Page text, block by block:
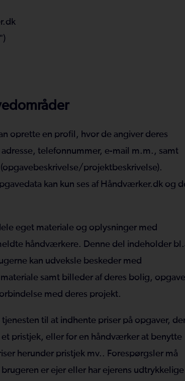
oprette en profil, hvor de angiver deres
telefonnummer, e-mail m.m., samt
projektbeskrivelse).
kan kun ses af Håndværker.dk og
eget materiale og oplysninger med
håndværkere. Denne del indeholder
kan udveksle beskeder med
samt billeder af deres bolig,
med deres projekt.
til at indhente priser på opgaver,
pristjek, eller for en håndværker at benytte
herunder pristjek mv.. Forespørgsler må
er ejer eller har ejerens udtrykkelige